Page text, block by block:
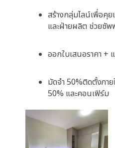
สร้างกลุ่มไลน์เพื่อคุ
และฝ่ายผลิต ช่วยซั
ออกใบเสนอราคา
มัดจำ 50%ติดตั้งภา
50% และคอนเฟิร์ม